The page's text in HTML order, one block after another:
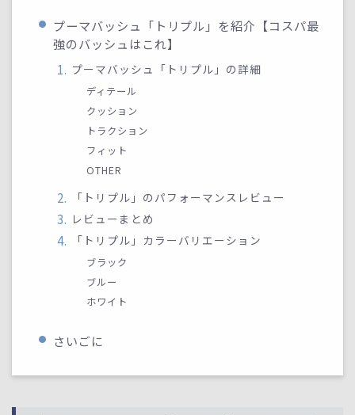
プーマバッシュ「トリプル」を紹介【コスパ最
強のバッシュはこれ】
プーマバッシュ「トリプル」の詳細
ディテール
クッション
トラクション
フィット
OTHER
「トリプル」のパフォーマンスレビュー
レビューまとめ
「トリプル」カラーバリエーション
ブラック
ブルー
ホワイト
さいごに